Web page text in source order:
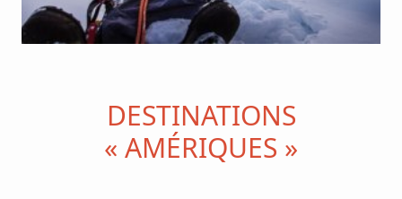
DESTINATIONS
« AMÉRIQUES »